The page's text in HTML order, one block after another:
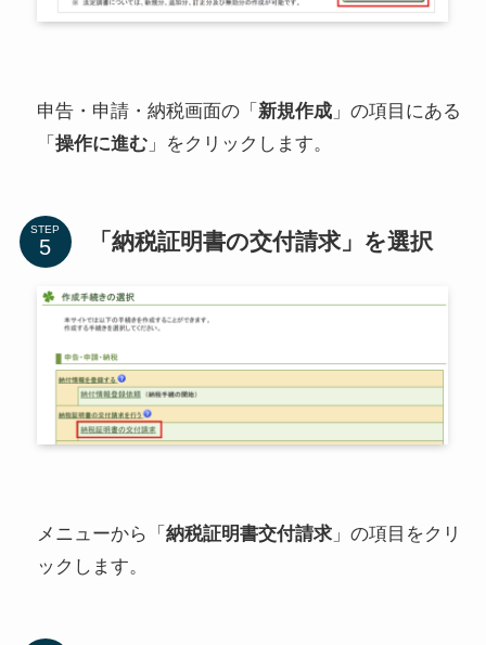
申告・申請・納税画面の「 新規作成」の項目にある
「 操作に進む」をクリックします。
STEP 「納税証明書の交付請求」を選択
メニューから「 納税証明書交付請求」の項目をクリ
ックします。